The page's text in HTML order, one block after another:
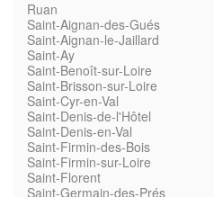
Ruan
Saint-Aignan-des-Gués
Saint-Aignan-le-Jaillard
Saint-Ay
Saint-Benoît-sur-Loire
Saint-Brisson-sur-Loire
Saint-Cyr-en-Val
Saint-Denis-de-l'Hôtel
Saint-Denis-en-Val
Saint-Firmin-des-Bois
Saint-Firmin-sur-Loire
Saint-Florent
Saint-Germain-des-Prés